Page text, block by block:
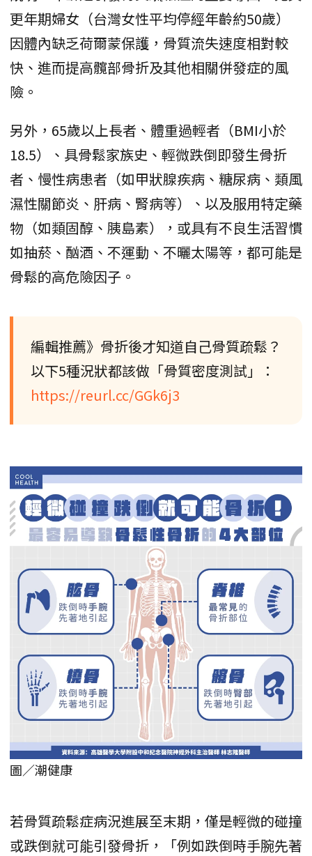
更年期婦女（台灣女性平均停經年齡約50歲）
因體內缺乏荷爾蒙保護，骨質流失速度相對較
快、進而提高髖部骨折及其他相關併發症的風
險。
另外，65歲以上長者、體重過輕者（BMI小於
18.5）、具骨鬆家族史、輕微跌倒即發生骨折
者、慢性病患者（如甲狀腺疾病、糖尿病、類風
濕性關節炎、肝病、腎病等）、以及服用特定藥
物（如類固醇、胰島素），或具有不良生活習慣
如抽菸、酗酒、不運動、不曬太陽等，都可能是
骨鬆的高危險因子。
編輯推薦》骨折後才知道自己骨質疏鬆？
以下5種況狀都該做「骨質密度測試」：
https://reurl.cc/GGk6j3
圖／潮健康
若骨質疏鬆症病況進展至末期，僅是輕微的碰撞
或跌倒就可能引發骨折，「例如跌倒時手腕先著